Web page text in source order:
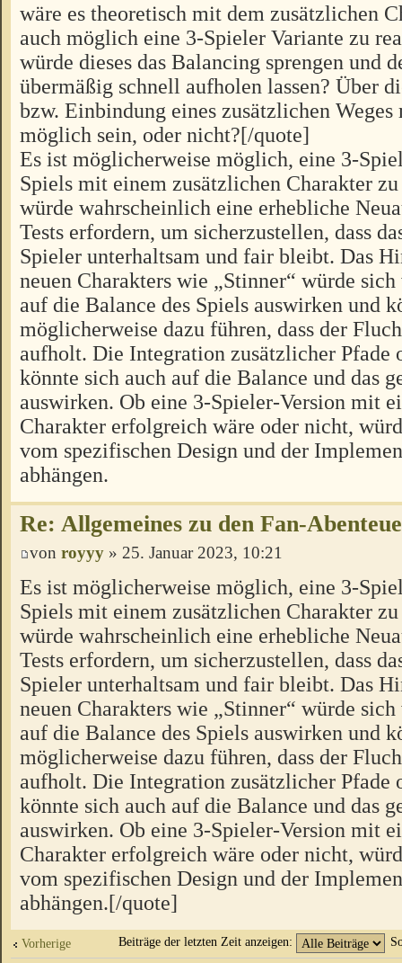
wäre es theoretisch mit dem zusätzlichen
auch möglich eine 3-Spieler Variante zu
würde dieses das Balancing sprengen und
übermäßig schnell aufholen lassen? Über
bzw. Einbindung eines zusätzlichen Weges
möglich sein, oder nicht?[/quote]
Es ist möglicherweise möglich, eine 3-
Spiels mit einem zusätzlichen Charakter
würde wahrscheinlich eine erhebliche
Tests erfordern, um sicherzustellen, dass
Spieler unterhaltsam und fair bleibt. Das
neuen Charakters wie „Stinner“ würde
auf die Balance des Spiels auswirken und
möglicherweise dazu führen, dass der
aufholt. Die Integration zusätzlicher Pfade
könnte sich auch auf die Balance und das
auswirken. Ob eine 3-Spieler-Version mit
Charakter erfolgreich wäre oder nicht,
vom spezifischen Design und der
abhängen.
Re: Allgemeines zu den Fan-
von royyy » 25. Januar 2023, 10:21
Es ist möglicherweise möglich, eine 3-
Spiels mit einem zusätzlichen Charakter
würde wahrscheinlich eine erhebliche
Tests erfordern, um sicherzustellen, dass
Spieler unterhaltsam und fair bleibt. Das
neuen Charakters wie „Stinner“ würde
auf die Balance des Spiels auswirken und
möglicherweise dazu führen, dass der
aufholt. Die Integration zusätzlicher Pfade
könnte sich auch auf die Balance und das
auswirken. Ob eine 3-Spieler-Version mit
Charakter erfolgreich wäre oder nicht,
vom spezifischen Design und der
abhängen.[/quote]
Vorherige Beiträge der letzten Zeit anzeigen: